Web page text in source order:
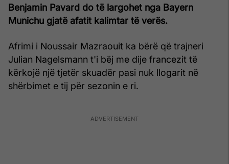
Benjamin Pavard do të largohet nga Bayern
Munichu gjatë afatit kalimtar të verës.
Afrimi i Noussair Mazraouit ka bërë që trajneri
Julian Nagelsmann t'i bëj me dije francezit të
kërkojë një tjetër skuadër pasi nuk llogarit në
shërbimet e tij për sezonin e ri.